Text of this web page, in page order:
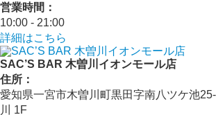
営業時間：
10:00 - 21:00
詳細はこちら
SAC’S BAR 木曽川イオンモール店
住所：
愛知県一宮市木曽川町黒田字南八ツケ池
川 1F